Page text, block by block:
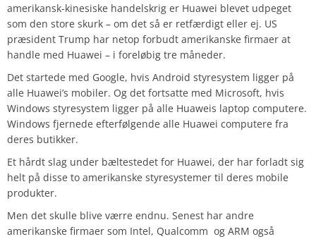
amerikansk-kinesiske handelskrig er Huawei blevet udpeget
som den store skurk – om det så er retfærdigt eller ej. US
præsident Trump har netop forbudt amerikanske firmaer at
handle med Huawei – i foreløbig tre måneder.
Det startede med Google, hvis Android styresystem ligger på
alle Huawei’s mobiler. Og det fortsatte med Microsoft, hvis
Windows styresystem ligger på alle Huaweis laptop computere.
Windows fjernede efterfølgende alle Huawei computere fra
deres butikker.
Et hårdt slag under bæltestedet for Huawei, der har forladt sig
helt på disse to amerikanske styresystemer til deres mobile
produkter.
Men det skulle blive værre endnu. Senest har andre
amerikanske firmaer som Intel, Qualcomm og ARM også